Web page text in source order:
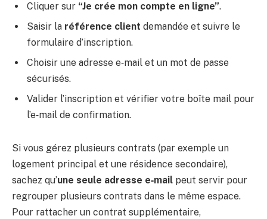
Cliquer sur “Je crée mon compte en ligne”.
Saisir la référence client demandée et suivre le
formulaire d’inscription.
Choisir une adresse e‑mail et un mot de passe
sécurisés.
Valider l’inscription et vérifier votre boîte mail pour
l’e‑mail de confirmation.
Si vous gérez plusieurs contrats (par exemple un
logement principal et une résidence secondaire),
sachez qu’une seule adresse e‑mail peut servir pour
regrouper plusieurs contrats dans le même espace.
Pour rattacher un contrat supplémentaire,